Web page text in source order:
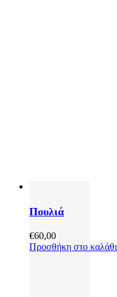
Πουλιά
€60,00
Προσθήκη στο καλάθι